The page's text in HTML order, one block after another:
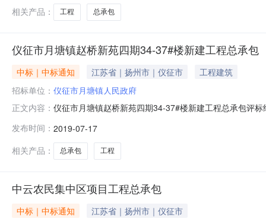
相关产品：
工程 总承包
仪征市月塘镇赵桥新苑四期34-37#楼新建工程总承包
中标｜中标通知 江苏省｜扬州市｜仪征市
工程建筑
招标单位： 仪征市月塘镇人民政府
正文内容： 仪征市月塘镇赵桥新苑四期34-37#楼新建工程总承包评
序号投标人名称项目负责人投标报价（元）工期（天）
发布时间： 2019-07-17
相关产品：
总承包 工程
中云农民集中区项目工程总承包
中标｜中标通知
江苏省｜扬州市｜仪征市